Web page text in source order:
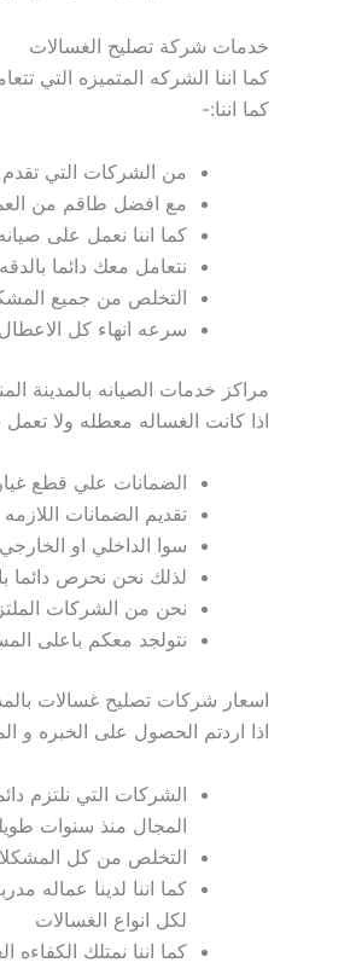
خدمات شركة تصليح الغسالات
كما اننا الشركه المتميزه التي
كما اننا:-
من الشركات التي
مع افضل طاقم من
كما اننا نعمل على
نتعامل معك دائما
التخلص من جميع
سرعه انهاء كل الاعطال
مراكز خدمات الصيانه بالمدينة
اذا كانت الغساله معطله ولا
الضمانات علي قطع
تقديم الضمانات
سوا الداخلي او
لذلك نحن نحرص دائما
نحن من الشركات
نتولجد معكم باعلى
اسعار شركات تصليح غسالات
اذا اردتم الحصول على الخبره و
الشركات التي نلتزم
المجال منذ سنوات
التخلص من كل
كما اننا لدينا عماله
لكل انواع الغسالات
كما اننا نمتلك الكفاءه